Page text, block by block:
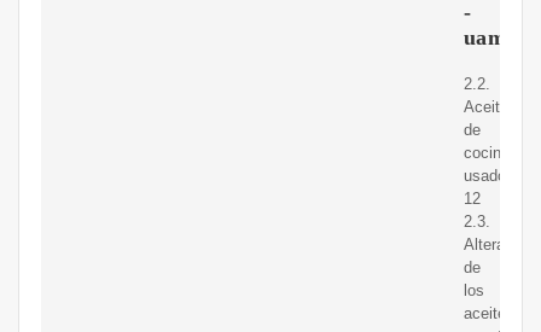
-
2.2.
Aceites
de
cocina
usados
12
2.3.
de
los
aceites